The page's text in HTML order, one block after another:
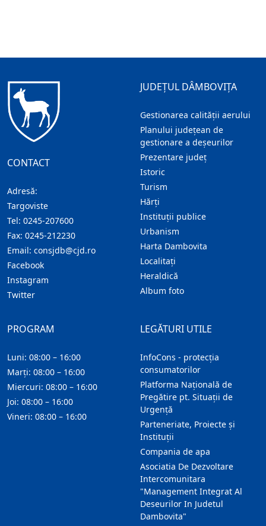
CONTACT
Adresă:
Targoviste
Tel: 0245-207600
Fax: 0245-212230
Email: consjdb@cjd.ro
Facebook
Instagram
Twitter
JUDEȚUL DÂMBOVIȚA
Gestionarea calității aerului
Planului județean de
gestionare a deșeurilor
Prezentare judeţ
Istoric
Turism
Hărţi
Instituţii publice
Urbanism
Harta Dambovita
Localitaţi
Heraldică
Album foto
LEGĂTURI UTILE
InfoCons - protecția
consumatorilor
Platforma Națională de
Pregătire pt. Situații de
Urgență
Parteneriate, Proiecte și
Instituții
Compania de apa
Asociatia De Dezvoltare
Intercomunitara
"Management Integrat Al
Deseurilor In Judetul
Dambovita"
PROGRAM
Luni: 08:00 – 16:00
Marți: 08:00 – 16:00
Miercuri: 08:00 – 16:00
Joi: 08:00 – 16:00
Vineri: 08:00 – 16:00